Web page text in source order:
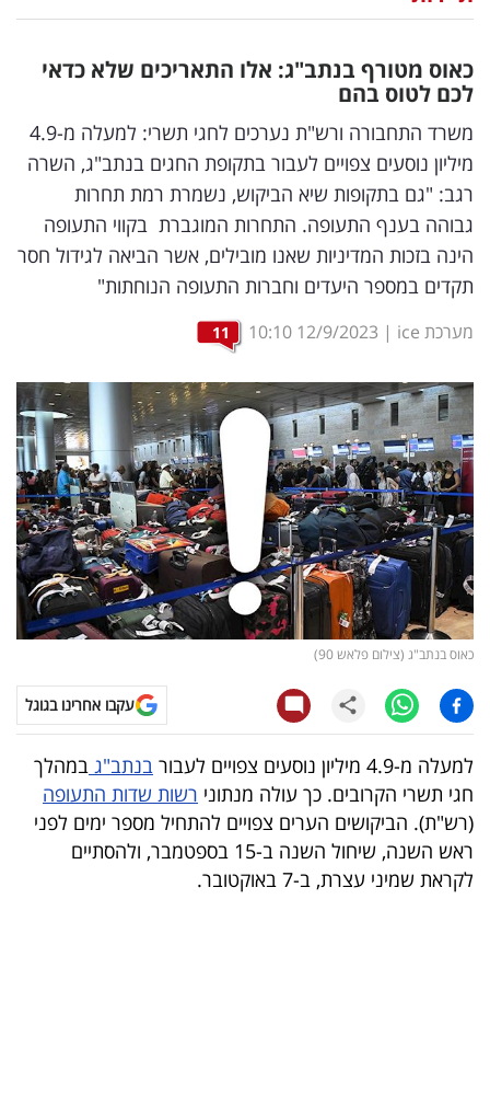
דיגיטל
וטק
שיווק
ופרסום
משפט
ומחקרים
דעות
רכילות
עסקית
קריפטו
ויראלי
טלוויזיה
עסקי
ספורט
קריירה
ולימודים
מינויים
כאוס מטורף בנתב"ג: אלו התאריכים שלא כדאי
לכם לטוס בהם
משרד התחבורה ורש"ת נערכים לחגי תשרי: למעלה מ-4.9
מיליון נוסעים צפויים לעבור בתקופת החגים בנתב"ג, השרה
רגב: "גם בתקופות שיא הביקוש, נשמרת רמת תחרות
גבוהה בענף התעופה. התחרות המוגברת בקווי התעופה
הינה בזכות המדיניות שאנו מובילים, אשר הביאה לגידול חסר
תקדים במספר היעדים וחברות התעופה הנוחתות"
מערכת ice |
12/9/2023
10:10
11
כאוס בנתב"ג (צילום פלאש 90)
עקבו אחרינו בגוגל
למעלה מ-4.9 מיליון נוסעים צפויים לעבור בנתב"ג במהלך
חגי תשרי הקרובים. כך עולה מנתוני רשות שדות התעופה
(רש"ת). הביקושים הערים צפויים להתחיל מספר ימים לפני
ראש השנה, שיחול השנה ב-15 בספטמבר, ולהסתיים
לקראת שמיני עצרת, ב-7 באוקטובר.